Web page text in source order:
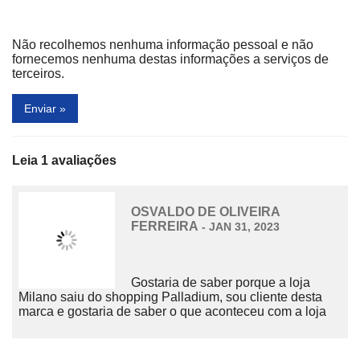
Camicado Camisaria Colombo
Camiseta store
Centauro
Chopp Brahma
Cia das Paletas
Cia. da Empada Claro
Não recolhemos nenhuma informação pessoal e não
fornecemos nenhuma destas informações a serviços de
terceiros.
Enviar »
Leia 1 avaliações
OSVALDO DE OLIVEIRA
FERREIRA - JAN 31, 2023
Gostaria de saber porque a loja
Milano saiu do shopping Palladium, sou cliente desta
marca e gostaria de saber o que aconteceu com a loja